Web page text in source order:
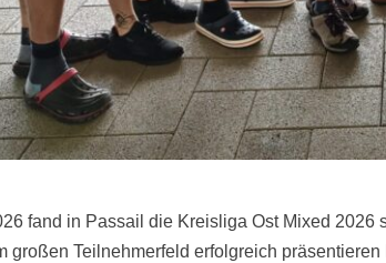
fand in Passail die Kreisliga Ost Mixed
großen Teilnehmerfeld erfolgreich präsentieren